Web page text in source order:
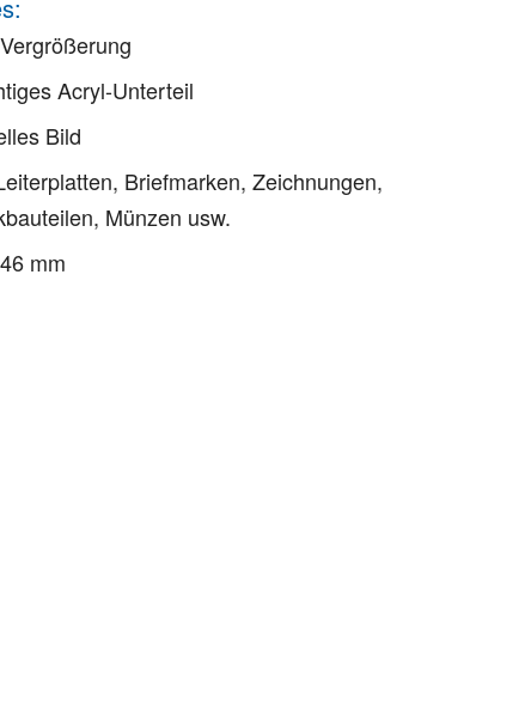
Acryl-Unterteil
Bild
Briefmarken, Zeichnungen,
Münzen usw.
mm